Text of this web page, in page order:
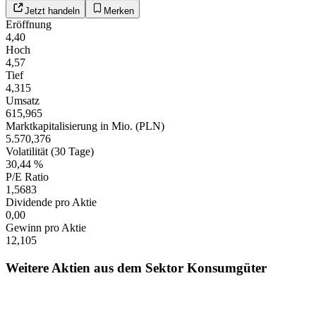
Jetzt handeln Merken
Eröffnung
4,40
Hoch
4,57
Tief
4,315
Umsatz
615,965
Marktkapitalisierung in Mio. (PLN)
5.570,376
Volatilität (30 Tage)
30,44 %
P/E Ratio
1,5683
Dividende pro Aktie
0,00
Gewinn pro Aktie
12,105
Weitere Aktien aus dem Sektor Konsumgüter